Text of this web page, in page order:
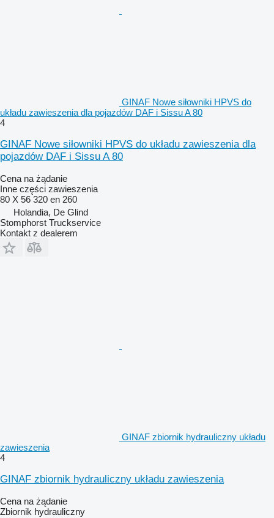
GINAF Nowe siłowniki HPVS do
układu zawieszenia dla pojazdów DAF i Sissu A 80
4
GINAF Nowe siłowniki HPVS do układu zawieszenia dla
pojazdów DAF i Sissu A 80
Cena na żądanie
Inne części zawieszenia
80 X 56 320 en 260
Holandia, De Glind
Stomphorst Truckservice
Kontakt z dealerem
GINAF zbiornik hydrauliczny układu
zawieszenia
4
GINAF zbiornik hydrauliczny układu zawieszenia
Cena na żądanie
Zbiornik hydrauliczny